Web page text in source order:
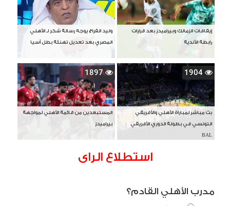
إيقافات الزمالك وبيراميدز بعد قرارات
رابطة الأندية
وليد الفراج يوجه رسالة شكر لـ الأهلي
المصري بعد تعديل تهنئة بطل آسيا
1904
بث مباشر لمباراة الأهلي والأفريقي
التونسي في بطولة الدوري الأفريقي
BAL
1897
المستبعدين من قائمة الأهلي لمواجهة
بيراميدز
استطلاع الراى
مدرب الأهلي القادم؟